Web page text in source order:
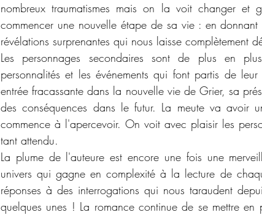
nombreux traumatismes mais on la voit changer et
commencer une nouvelle étape de sa vie : en
révélations surprenantes qui nous laisse complètement
Les personnages secondaires sont de plus en
personnalités et les événements qui font partis de
entrée fracassante dans la nouvelle vie de Grier, sa
des conséquences dans le futur. La meute va avoir
commence à l'apercevoir. On voit avec plaisir les
tant attendu.
La plume de l'auteure est encore une fois une
univers qui gagne en complexité à la lecture de
réponses à des interrogations qui nous taraudent
quelques unes ! La romance continue de se mettre